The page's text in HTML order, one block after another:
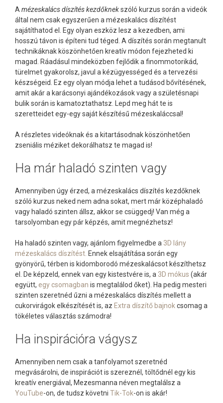
A mézeskalács díszítés kezdőknekszóló kurzus során a videók
által nem csak egyszerűen a mézeskalács díszítést
sajátíthatod el. Egy olyan eszköz lesz a kezedben, ami
hosszú távon is építeni tud téged. A díszítés során megtanult
technikáknak köszönhetően kreatív módon fejezheted ki
magad. Ráadásul mindeközben fejlődik a finommotorikád,
türelmet gyakorolsz, javul a kézügyességed és a tervezési
készségeid. Ez egy olyan módja lehet a tudásod bővítésének,
amit akár a karácsonyi ajándékozások vagy a születésnapi
bulik során is kamatoztathatsz. Lepd meg hát te is
szeretteidet egy-egy saját készítésű mézeskaláccsal!
A részletes videóknak és a kitartásodnak köszönhetően
zseniális méziket dekorálhatsz te magad is!
Ha már haladó szinten vagy
Amennyiben úgy érzed, a mézeskalács díszítés kezdőknek
szóló kurzus neked nem adna sokat, mert már középhaladó
vagy haladó szinten állsz, akkor se csüggedj! Van még a
tarsolyomban egy pár képzés, amit megnézhetsz!
Ha haladó szinten vagy, ajánlom figyelmedbe a 3D lány
mézeskalács díszítést. Ennek elsajátítása során egy
gyönyörű, térben is kidomborodó mézeskalácsot készíthetsz
el. De képzeld, ennek van egy kistestvére is, a 3D mókus (akár
együtt, egy csomagban is megtalálod őket). Ha pedig mesteri
szinten szeretnéd űzni a mézeskalács díszítés mellett a
cukorvirágok elkészítését is, az Extra díszítő bajnok csomag a
tökéletes választás számodra!
Ha inspirációra vágysz
Amennyiben nem csak a tanfolyamot szeretnéd
megvásárolni, de inspirációt is szereznél, töltődnél egy kis
kreatív energiával, Mezesmanna néven megtalálsz a
YouTube-on, de tudsz követni Tik-Tok-on is akár!